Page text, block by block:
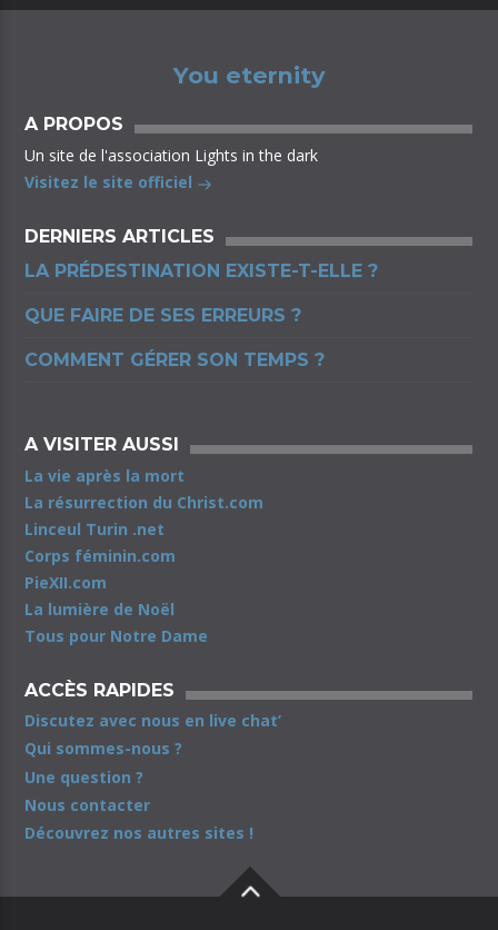
You eternity
A PROPOS
Un site de l'association Lights in the dark
Visitez le site officiel
DERNIERS ARTICLES
LA PRÉDESTINATION EXISTE-T-ELLE ?
QUE FAIRE DE SES ERREURS ?
COMMENT GÉRER SON TEMPS ?
A VISITER AUSSI
La vie après la mort
La résurrection du Christ.com
Linceul Turin .net
Corps féminin.com
PieXII.com
La lumière de Noël
Tous pour Notre Dame
ACCÈS RAPIDES
Discutez avec nous en live chat’
Qui sommes-nous ?
Une question ?
Nous contacter
Découvrez nos autres sites !